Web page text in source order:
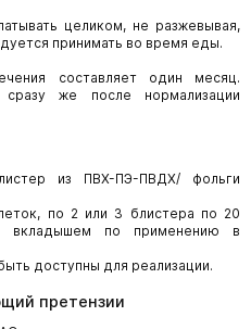
целиком, не разжевывая,
принимать во время еды.
составляет один месяц.
же после нормализации
из ПВХ-ПЭ-ПВДХ/ фольги
по 2 или 3 блистера по 20
вкладышем по применению в
доступны для реализации.
претензии